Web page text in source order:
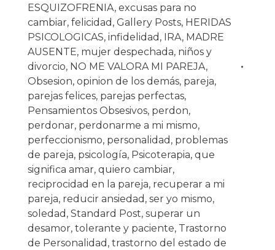
ESQUIZOFRENIA, excusas para no
cambiar, felicidad , Gallery Posts, HERIDAS
PSICOLOGICAS, infidelidad , IRA, MADRE
AUSENTE, mujer despechada, niños y
divorcio, NO ME VALORA MI PAREJA,
Obsesion, opinion de los demás, pareja,
parejas felices, parejas perfectas,
Pensamientos Obsesivos, perdon,
perdonar, perdonarme a mi mismo,
perfeccionismo, personalidad , problemas
de pareja, psicología, Psicoterapia, que
significa amar, quiero cambiar,
reciprocidad en la pareja, recuperar a mi
pareja, reducir ansiedad , ser yo mismo,
soledad , Standard Post, superar un
desamor, tolerante y paciente, Trastorno
de Personalidad , trastorno del estado de